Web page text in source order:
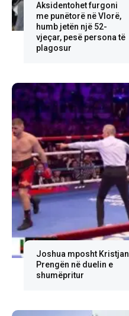
Aksidentohet furgoni
me punëtorë në Vlorë,
humb jetën një 52-
vjeçar, pesë persona të
plagosur
Joshua mposht Kristjan
Prengën në duelin e
shumëpritur